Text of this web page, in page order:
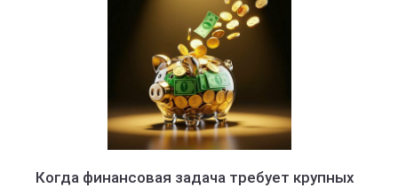
Когда финансовая задача требует крупных